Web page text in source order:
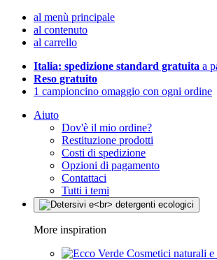
al menù principale
al contenuto
al carrello
Italia: spedizione standard gratuita a
Reso gratuito
1 campioncino omaggio con ogni ordine
Aiuto
Dov'è il mio ordine?
Restituzione prodotti
Costi di spedizione
Opzioni di pagamento
Contattaci
Tutti i temi
More inspiration
Cosmetici naturali